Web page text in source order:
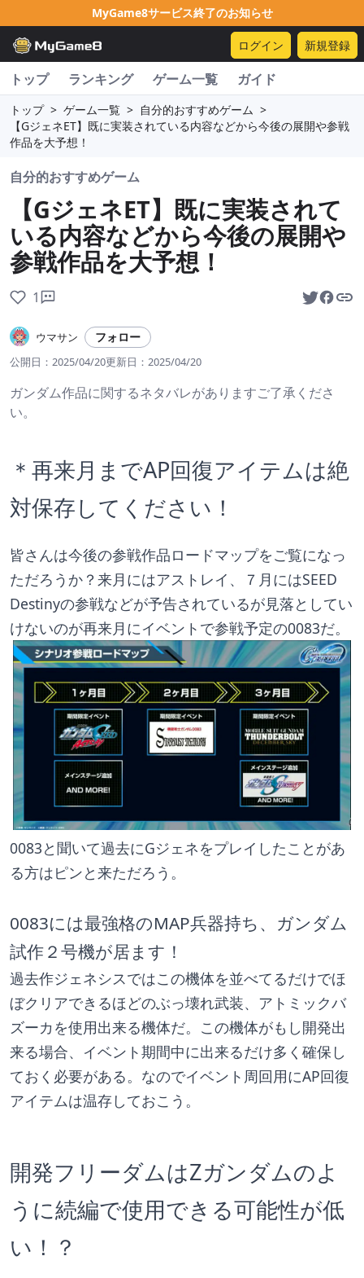
MyGame8サービス終了のお知らせ
ログイン 新規登録
トップ ランキング ゲーム一覧 ガイド
トップ > ゲーム一覧 > 自分的おすすめゲーム >
【GジェネET】既に実装されている内容などから今後の展開や参戦
作品を大予想！
自分的おすすめゲーム
【GジェネET】既に実装されて
いる内容などから今後の展開や
参戦作品を大予想！
1
ウマサン フォロー
公開日： 2025/04/20更新日： 2025/04/20
ガンダム作品に関するネタバレがありますご了承くださ
い。
＊再来月までAP回復アイテムは絶
対保存してください！
皆さんは今後の参戦作品ロードマップをご覧になっ
ただろうか？来月にはアストレイ、７月にはSEED
Destinyの参戦などが予告されているが見落としてい
けないのが再来月にイベントで参戦予定の0083だ。
0083と聞いて過去にGジェネをプレイしたことがあ
る方はピンと来ただろう。
0083には最強格のMAP兵器持ち、ガンダム
試作２号機が居ます！
過去作ジェネシスではこの機体を並べてるだけでほ
ぼクリアできるほどのぶっ壊れ武装、アトミックバ
ズーカを使用出来る機体だ。この機体がもし開発出
来る場合、イベント期間中に出来るだけ多く確保し
ておく必要がある。なのでイベント周回用にAP回復
アイテムは温存しておこう。
開発フリーダムはZガンダムのよ
うに続編で使用できる可能性が低
い！？